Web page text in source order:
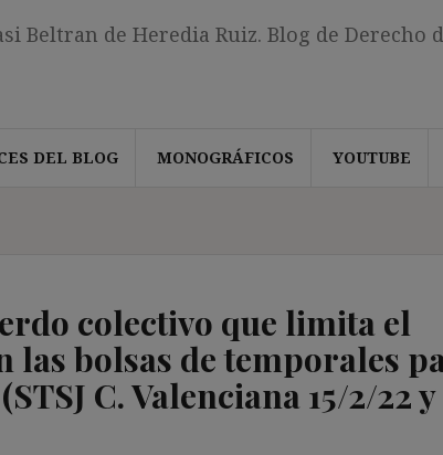
Beltran de Heredia Ruiz. Blog de Derecho
DEL BLOG MONOGRÁFICOS YOUTUBE
colectivo que limita el
las bolsas de temporales
C. Valenciana 15/2/22 y